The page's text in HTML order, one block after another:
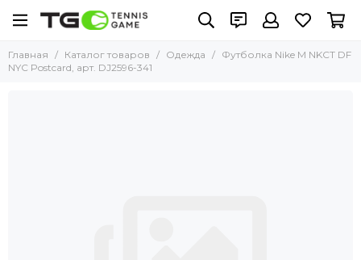
Главная Каталог товаров Одежда
Футболка Nike M NKCT DF
NYC Postcard, арт. DJ2596-341